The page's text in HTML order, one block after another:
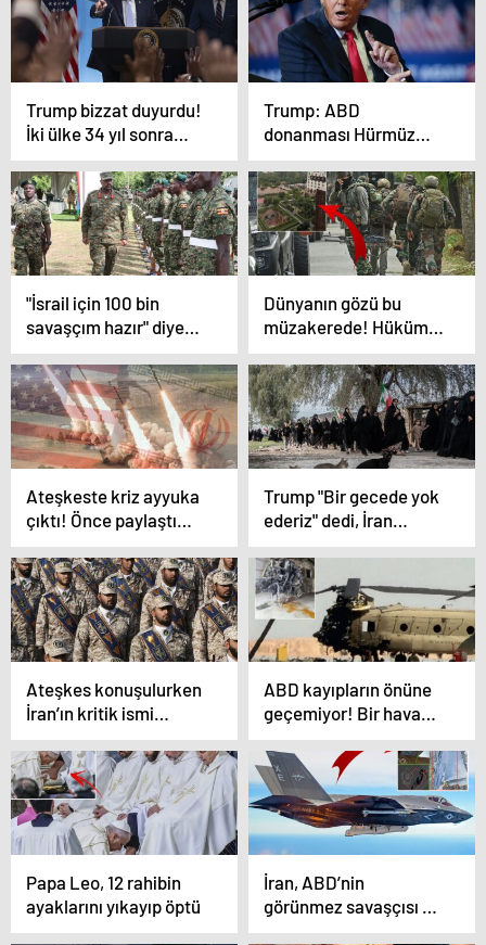
gemisini vurdu
Trump bizzat duyurdu!
İki ülke 34 yıl sonra
görüşecek
Trump: ABD
donanması Hürmüz
Boğazı’nda tüm
gemilere blokaj
sürecine başlayacak
"İsrail için 100 bin
savaşçım hazır" diyen
ülke, Türkiye’yi tehdit
etti
Dünyanın gözü bu
müzakerede! Hükümet
alarmda: 2 gün tatil
ilan edildi, şehirde kuş
uçurtulmuyor
Ateşkeste kriz ayyuka
çıktı! Önce paylaştı
sonra sildi
Trump "Bir gecede yok
ederiz" dedi, İran
hemen harekete geçti
Ateşkes konuşulurken
İran’ın kritik ismi
öldürüldü
ABD kayıpların önüne
geçemiyor! Bir hava
aracı daha vuruldu,
sayı 24 saatte 6’ya
çıktı
Papa Leo, 12 rahibin
ayaklarını yıkayıp öptü
İran, ABD’nin
görünmez savaşçısı F-
35’i vurdu! İşte enkaz